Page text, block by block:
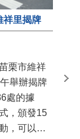
祥里揭牌
栗市維祥
舉辦揭牌
處的據
，頒發15
，可以更
苗